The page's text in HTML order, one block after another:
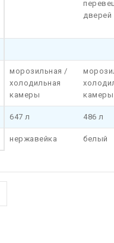
дверей
морозильная /
холодильная
камеры
камеры
647 л 486 л
нержавейка белый